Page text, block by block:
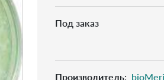
Под заказ
Производитель: